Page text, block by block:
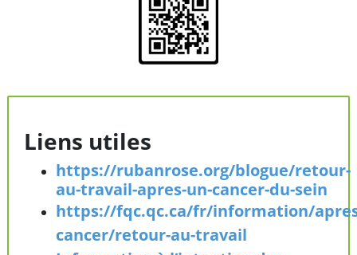
Liens utiles
https://rubanrose.org/blogue/retour-
au-travail-apres-un-cancer-du-sein
https://fqc.qc.ca/fr/information/
cancer/retour-au-travail